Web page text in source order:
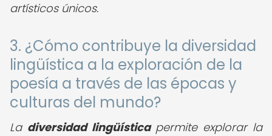
artísticos únicos.
3. ¿Cómo contribuye la diversidad
lingüística a la exploración de la
poesía a través de las épocas y
culturas del mundo?
La diversidad lingüísticapermite explorar la